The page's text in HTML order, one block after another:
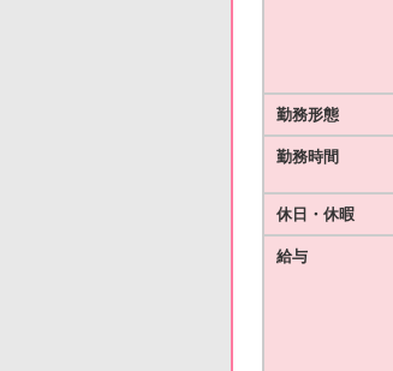
勤務形態
勤務時間
休日・休暇
給与